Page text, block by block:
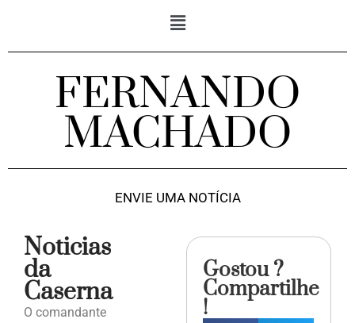
FERNANDO
MACHADO
ENVIE UMA NOTÍCIA
Noticias
da
Caserna
O comandante
Gostou ?
Compartilhe
!